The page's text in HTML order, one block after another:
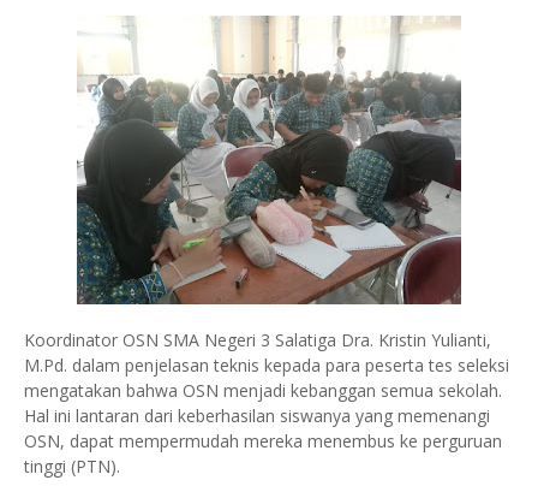
Koordinator OSN SMA Negeri 3 Salatiga Dra. Kristin Yulianti,
M.Pd. dalam penjelasan teknis kepada para peserta tes seleksi
mengatakan bahwa OSN menjadi kebanggan semua sekolah.
Hal ini lantaran dari keberhasilan siswanya yang memenangi
OSN, dapat mempermudah mereka menembus ke perguruan
tinggi (PTN).